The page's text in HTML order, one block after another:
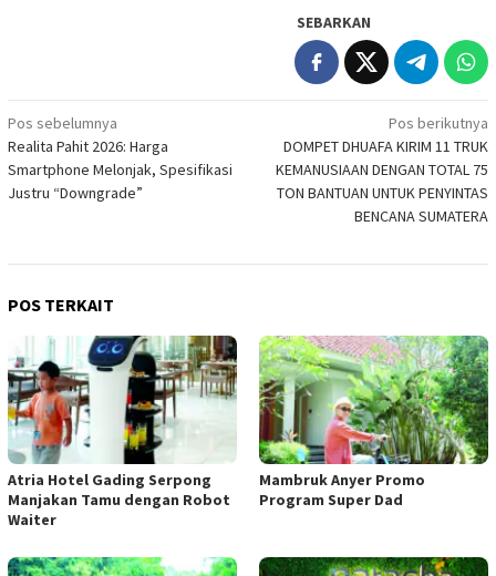
SEBARKAN
Navigasi
pos
Pos sebelumnya
Realita Pahit 2026: Harga
Smartphone Melonjak, Spesifikasi
Justru “Downgrade”
Pos berikutnya
DOMPET DHUAFA KIRIM 11 TRUK
KEMANUSIAAN DENGAN TOTAL 75
TON BANTUAN UNTUK PENYINTAS
BENCANA SUMATERA
POS TERKAIT
Atria Hotel Gading Serpong
Manjakan Tamu dengan Robot
Waiter
Mambruk Anyer Promo
Program Super Dad